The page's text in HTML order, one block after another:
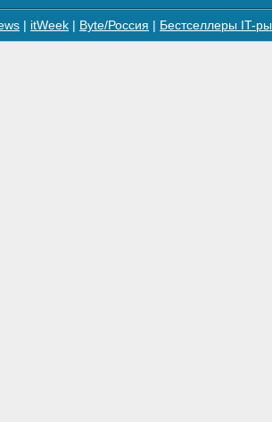
itWeek Byte/Россия Бестселлеры IT-